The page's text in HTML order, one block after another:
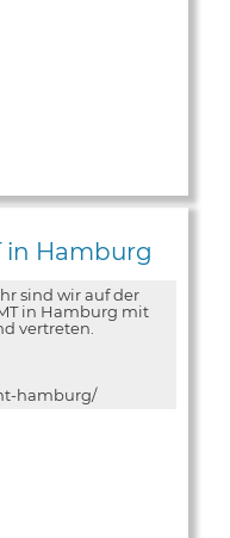
in Hamburg
sind wir auf der
in Hamburg mit
vertreten.
hamburg/